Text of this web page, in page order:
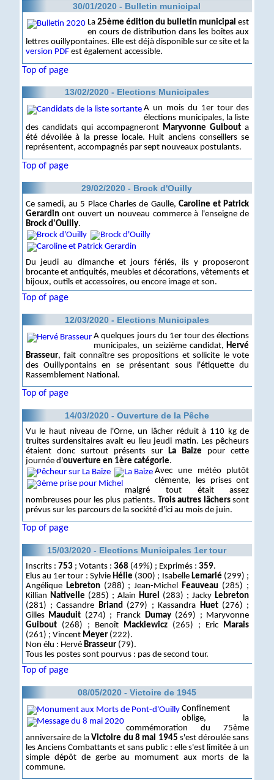
30/01/2020 - Bulletin municipal
La25ème édition du bulletin municipal est
en cours de distribution dans les boîtes aux
lettres ouillypontaines. Elle est déjà disponible sur ce site et la
version PDFest également accessible.
Top of page
13/02/2020 - Elections Municipales
A un mois du 1er tour des
élections municipales, la liste
des candidats qui accompagneront Maryvonne Guibout a
été dévoilée à la presse locale. Huit anciens conseillers se
représentent, accompagnés par sept nouveaux postulants.
Top of page
29/02/2020 - Brock d'Ouilly
Ce samedi, au 5 Place Charles de Gaulle, Caroline et Patrick
Gerardinont ouvert un nouveau commerce à l'enseigne de
Brock d'Ouilly.
Du jeudi au dimanche et jours fériés, ils y proposeront
brocante et antiquités, meubles et décorations, vêtements et
bijoux, outils et accessoires, ou encore image et son.
Top of page
12/03/2020 - Elections Municipales
A quelques jours du 1er tour des élections
municipales, un seizième candidat, Hervé
Brasseur, fait connaître ses propositions et sollicite le vote
des Ouillypontains en se présentant sous l'étiquette du
Rassemblement National.
Top of page
14/03/2020 - Ouverture de la Pêche
Vu le haut niveau de l'Orne, un lâcher réduit à 110 kg de
truites surdensitaires avait eu lieu jeudi matin. Les pêcheurs
étaient donc surtout présents surLa Baize pour cette
journée d'ouverture en 1ère catégorie.
Avec une météo plutôt
clémente, les prises ont
malgré tout était assez
nombreuses pour les plus patients. Trois autres lâcherssont
prévus sur les parcours de la société d'ici au mois de juin.
Top of page
15/03/2020 - Elections Municipales 1er tour
Inscrits : 753; Votants : 368(49%) ; Exprimés : 359.
Elus au 1er tour : Sylvie Hélie (300) ; Isabelle Lemarié (299) ;
Angélique Lebreton(288) ; Jean-MichelFeauveau (285) ;
Killian Nativelle (285) ; AlainHurel (283) ; JackyLebreton
(281) ; Cassandre Briand(279) ; Kassandra Huet(276) ;
Gilles Mauduit (274) ; Franck Dumay(269) ; Maryvonne
Guibout(268) ; Benoît Mackiewicz(265) ; Eric Marais
(261) ; Vincent Meyer(222).
Non élu : Hervé Brasseur(79).
Tous les postes sont pourvus : pas de second tour.
Top of page
08/05/2020 - Victoire de 1945
Confinement
oblige, la
commémoration du 75ème
anniversaire de laVictoire du 8 mai 1945 s'est déroulée sans
les Anciens Combattants et sans public : elle s'est limitée à un
simple dépôt de gerbe au momument aux morts de la
commune.